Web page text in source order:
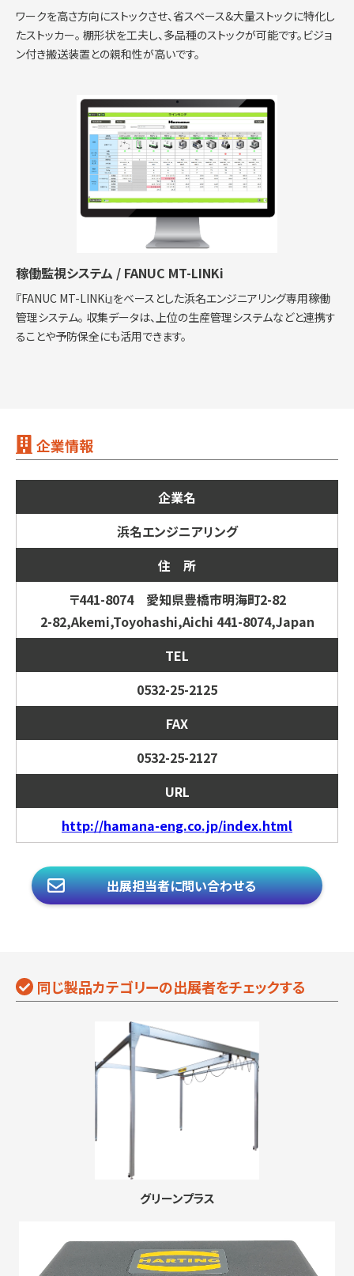
ワークを高さ方向にストックさせ、省スペース&大量ストックに特化し
たストッカー。 棚形状を工夫し、多品種のストックが可能です。ビジョ
ン付き搬送装置との親和性が高いです。
稼働監視システム / FANUC MT-LINKi
『FANUC MT-LINKi』をベースとした浜名エンジニアリング専用稼働
管理システム。 収集データは、上位の生産管理システムなどと連携す
ることや予防保全にも活用できます。
企業情報
企業名
浜名エンジニアリング
住 所
〒441-8074 愛知県豊橋市明海町2-82
2-82,Akemi,Toyohashi,Aichi 441-8074,Japan
TEL
0532-25-2125
FAX
0532-25-2127
URL
http://hamana-eng.co.jp/index.html
出展担当者に問い合わせる
同じ製品カテゴリーの出展者をチェックする
グリーンプラス